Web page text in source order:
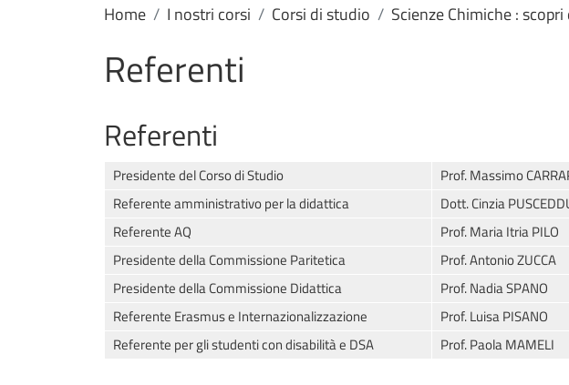
Home I nostri corsi Corsi di studio Scienze Chimiche : scopri
Referenti
Referenti
Presidente del Corso di Studio Prof. Massimo
Referente amministrativo per la didattica
Dott. Cinzia
Referente AQ
Prof. Maria Itria PILO
Presidente della Commissione Paritetica
Prof. Antonio ZUCCA
Presidente della Commissione Didattica
Prof. Nadia SPANO
Referente Erasmus e Internazionalizzazione
Prof. Luisa PISANO
Referente per gli studenti con disabilità e DSA
Prof. Paola MAMELI